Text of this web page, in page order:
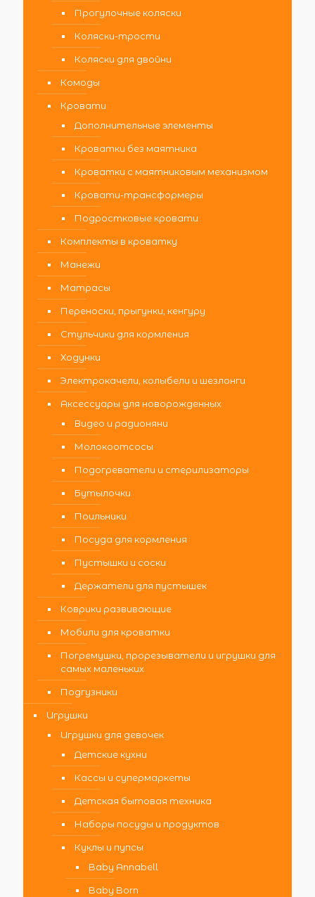
Прогулочные коляски
Коляски-трости
Коляски для двойни
Комоды
Кровати
Дополнительные элементы
Кроватки без маятника
Кроватки с маятниковым механизмом
Кровати-трансформеры
Подростковые кровати
Комплекты в кроватку
Манежи
Матрасы
Переноски, прыгунки, кенгуру
Стульчики для кормления
Ходунки
Электрокачели, колыбели и шезлонги
Аксессуары для новорожденных
Видео и радионяни
Молокоотсосы
Подогреватели и стерилизаторы
Бутылочки
Поильники
Посуда для кормления
Пустышки и соски
Держатели для пустышек
Коврики развивающие
Мобили для кроватки
Погремушки, прорезыватели и игрушки для
самых маленьких
Подгузники
Игрушки
Игрушки для девочек
Детские кухни
Кассы и супермаркеты
Детская бытовая техника
Наборы посуды и продуктов
Куклы и пупсы
Baby Annabell
Baby Born